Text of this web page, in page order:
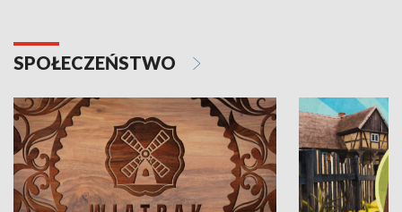
SPOŁECZEŃSTWO